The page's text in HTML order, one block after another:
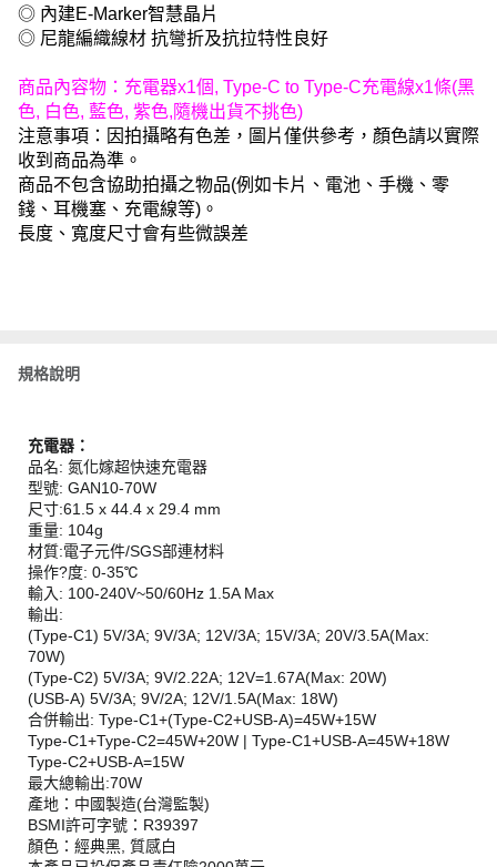
◎ 內建E-Marker智慧晶片
◎ 尼龍編織線材 抗彎折及抗拉特性良好
商品內容物：充電器x1個, Type-C to Type-C充電線x1條(黑
色, 白色, 藍色, 紫色,隨機出貨不挑色)
注意事項：因拍攝略有色差，圖片僅供參考，顏色請以實際
收到商品為準。
商品不包含協助拍攝之物品(例如卡片、電池、手機、零
錢、耳機塞、充電線等)。
長度、寬度尺寸會有些微誤差
規格說明
充電器：
品名: 氮化嫁超快速充電器
型號: GAN10-70W
尺寸:61.5 x 44.4 x 29.4 mm
重量: 104g
材質:電子元件/SGS部連材料
操作?度: 0-35℃
輸入: 100-240V~50/60Hz 1.5A Max
輸出:
(Type-C1) 5V/3A; 9V/3A; 12V/3A; 15V/3A; 20V/3.5A(Max:
70W)
(Type-C2) 5V/3A; 9V/2.22A; 12V=1.67A(Max: 20W)
(USB-A) 5V/3A; 9V/2A; 12V/1.5A(Max: 18W)
合併輸出: Type-C1+(Type-C2+USB-A)=45W+15W
Type-C1+Type-C2=45W+20W | Type-C1+USB-A=45W+18W
Type-C2+USB-A=15W
最大總輸出:70W
產地：中國製造(台灣監製)
BSMI許可字號：R39397
顏色：經典黑, 質感白